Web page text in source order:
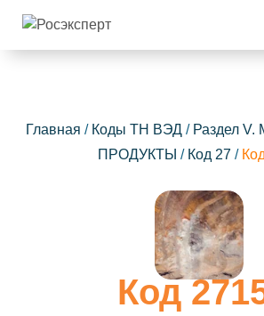
Главная / Коды ТН ВЭД / Раздел
ПРОДУКТЫ / Код 27 /
Код